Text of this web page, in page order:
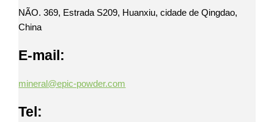
NÃO. 369, Estrada S209, Huanxiu, cidade de Qingdao,
China
E-mail:
mineral@epic-powder.com
Tel: